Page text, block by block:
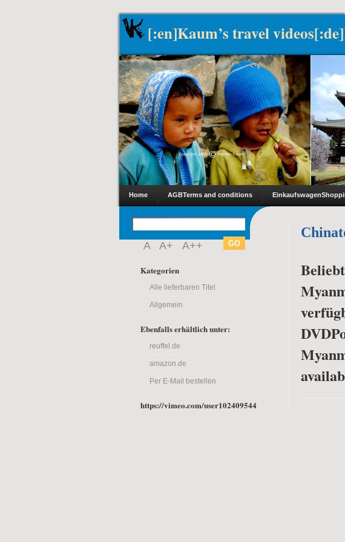
[:en]Kaum’s travel
Home AGBTerms and conditions Einkaufswagen
A A+ A++
Kategorien
Alle lieferbaren Titel
Allgemein
Ebenfalls erhältlich unter:
reuffel.de
amazon.de
Per E-Mail bestellen
https://vimeo.com/user102409544
DVD